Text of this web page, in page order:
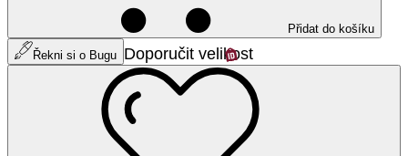
Přidat do košíku
Řekni si o Bugu Doporučit velikost